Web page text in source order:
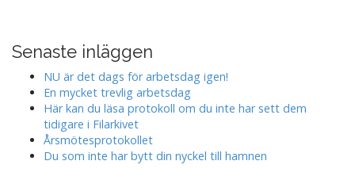
Senaste inläggen
NU är det dags för arbetsdag igen!
En mycket trevlig arbetsdag
Här kan du läsa protokoll om du inte har sett dem
tidigare i Filarkivet
Årsmötesprotokollet
Du som inte har bytt din nyckel till hamnen